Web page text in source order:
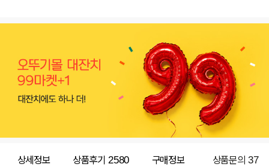
상세정보 상품후기2580 구매정보 상품문의 37